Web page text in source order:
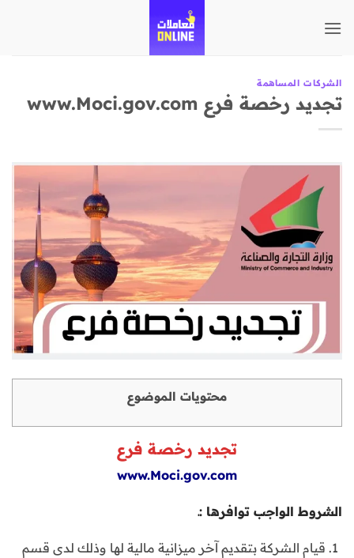
للمحتوى
الشركات المساهمة
تجديد رخصة فرع www.Moci.gov.com
محتويات الموضوع
تجديد رخصة فرع
www.Moci.gov.com
الشروط الواجب توافرها :ـ
قيام الشركة بتقديم آخر ميزانية مالية لها وذلك لدى قسم